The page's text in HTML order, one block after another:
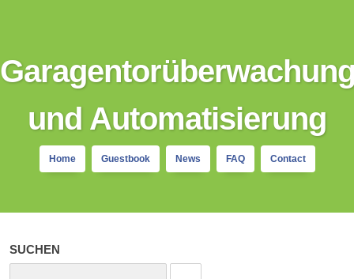
und Automatisierung
Home Guestbook News FAQ Contact
SUCHEN